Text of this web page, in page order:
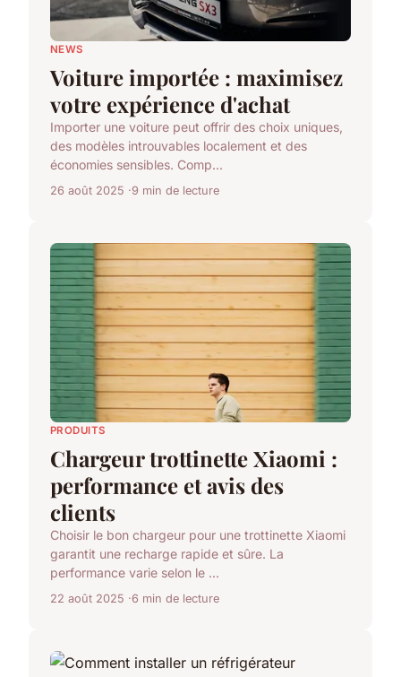
NEWS
Voiture importée : maximisez
votre expérience d'achat
Importer une voiture peut offrir des choix uniques,
des modèles introuvables localement et des
économies sensibles. Comp...
26 août 2025 9 min de lecture
PRODUITS
Chargeur trottinette Xiaomi :
performance et avis des
clients
Choisir le bon chargeur pour une trottinette Xiaomi
garantit une recharge rapide et sûre. La
performance varie selon le ...
22 août 2025 6 min de lecture